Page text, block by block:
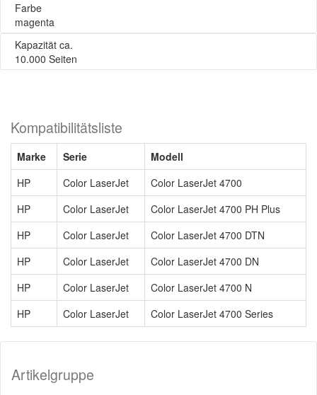
Farbe
magenta
Kapazität ca.
10.000 Seiten
Kompatibilitätsliste
Marke Serie
Modell
HP
Color LaserJet
Color LaserJet 4700
HP
Color LaserJet
Color LaserJet 4700 PH Plus
HP
Color LaserJet
Color LaserJet 4700 DTN
HP
Color LaserJet
Color LaserJet 4700 DN
HP
Color LaserJet
Color LaserJet 4700 N
HP
Color LaserJet Color LaserJet 4700 Series
Artikelgruppe